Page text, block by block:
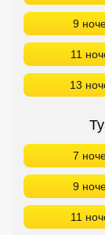
9
11
13
7
9
11